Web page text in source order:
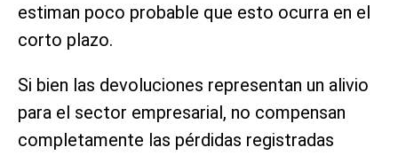
estiman poco probable que esto ocurra en el
corto plazo.
Si bien las devoluciones representan un alivio
para el sector empresarial, no compensan
completamente las pérdidas registradas